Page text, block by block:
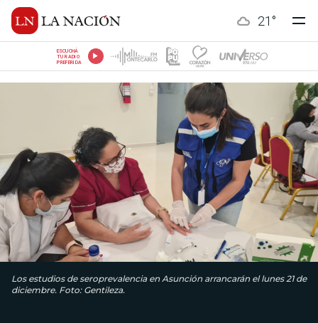
21 °
ESCUCHÁ
TU RADIO
PREFERIDA
Los estudios de seroprevalencia en Asunción arrancarán el lunes 21 de
diciembre. Foto: Gentileza.